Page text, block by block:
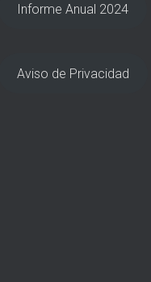
Informe Anual 2024
Aviso de Privacidad